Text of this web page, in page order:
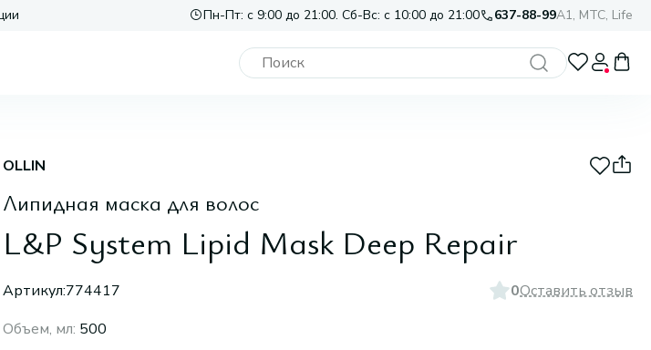
Пн-Пт: с 9:00 до 21:00. Сб-Вс: с 10:00 до 21:00 637-88-99A1, МТС, Life
OLLIN
Липидная маска для волос
L&P System Lipid Mask Deep Repair
Артикул:774417 0Оставить отзыв
Объем, мл: 500